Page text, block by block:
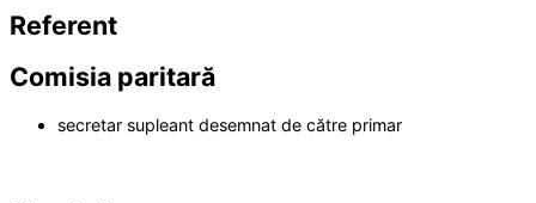
Referent
Comisia paritară
secretar supleant desemnat de către primar